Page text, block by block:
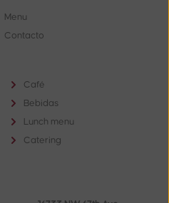
Menu
Contacto
Café
Bebidas
Lunch menu
Catering